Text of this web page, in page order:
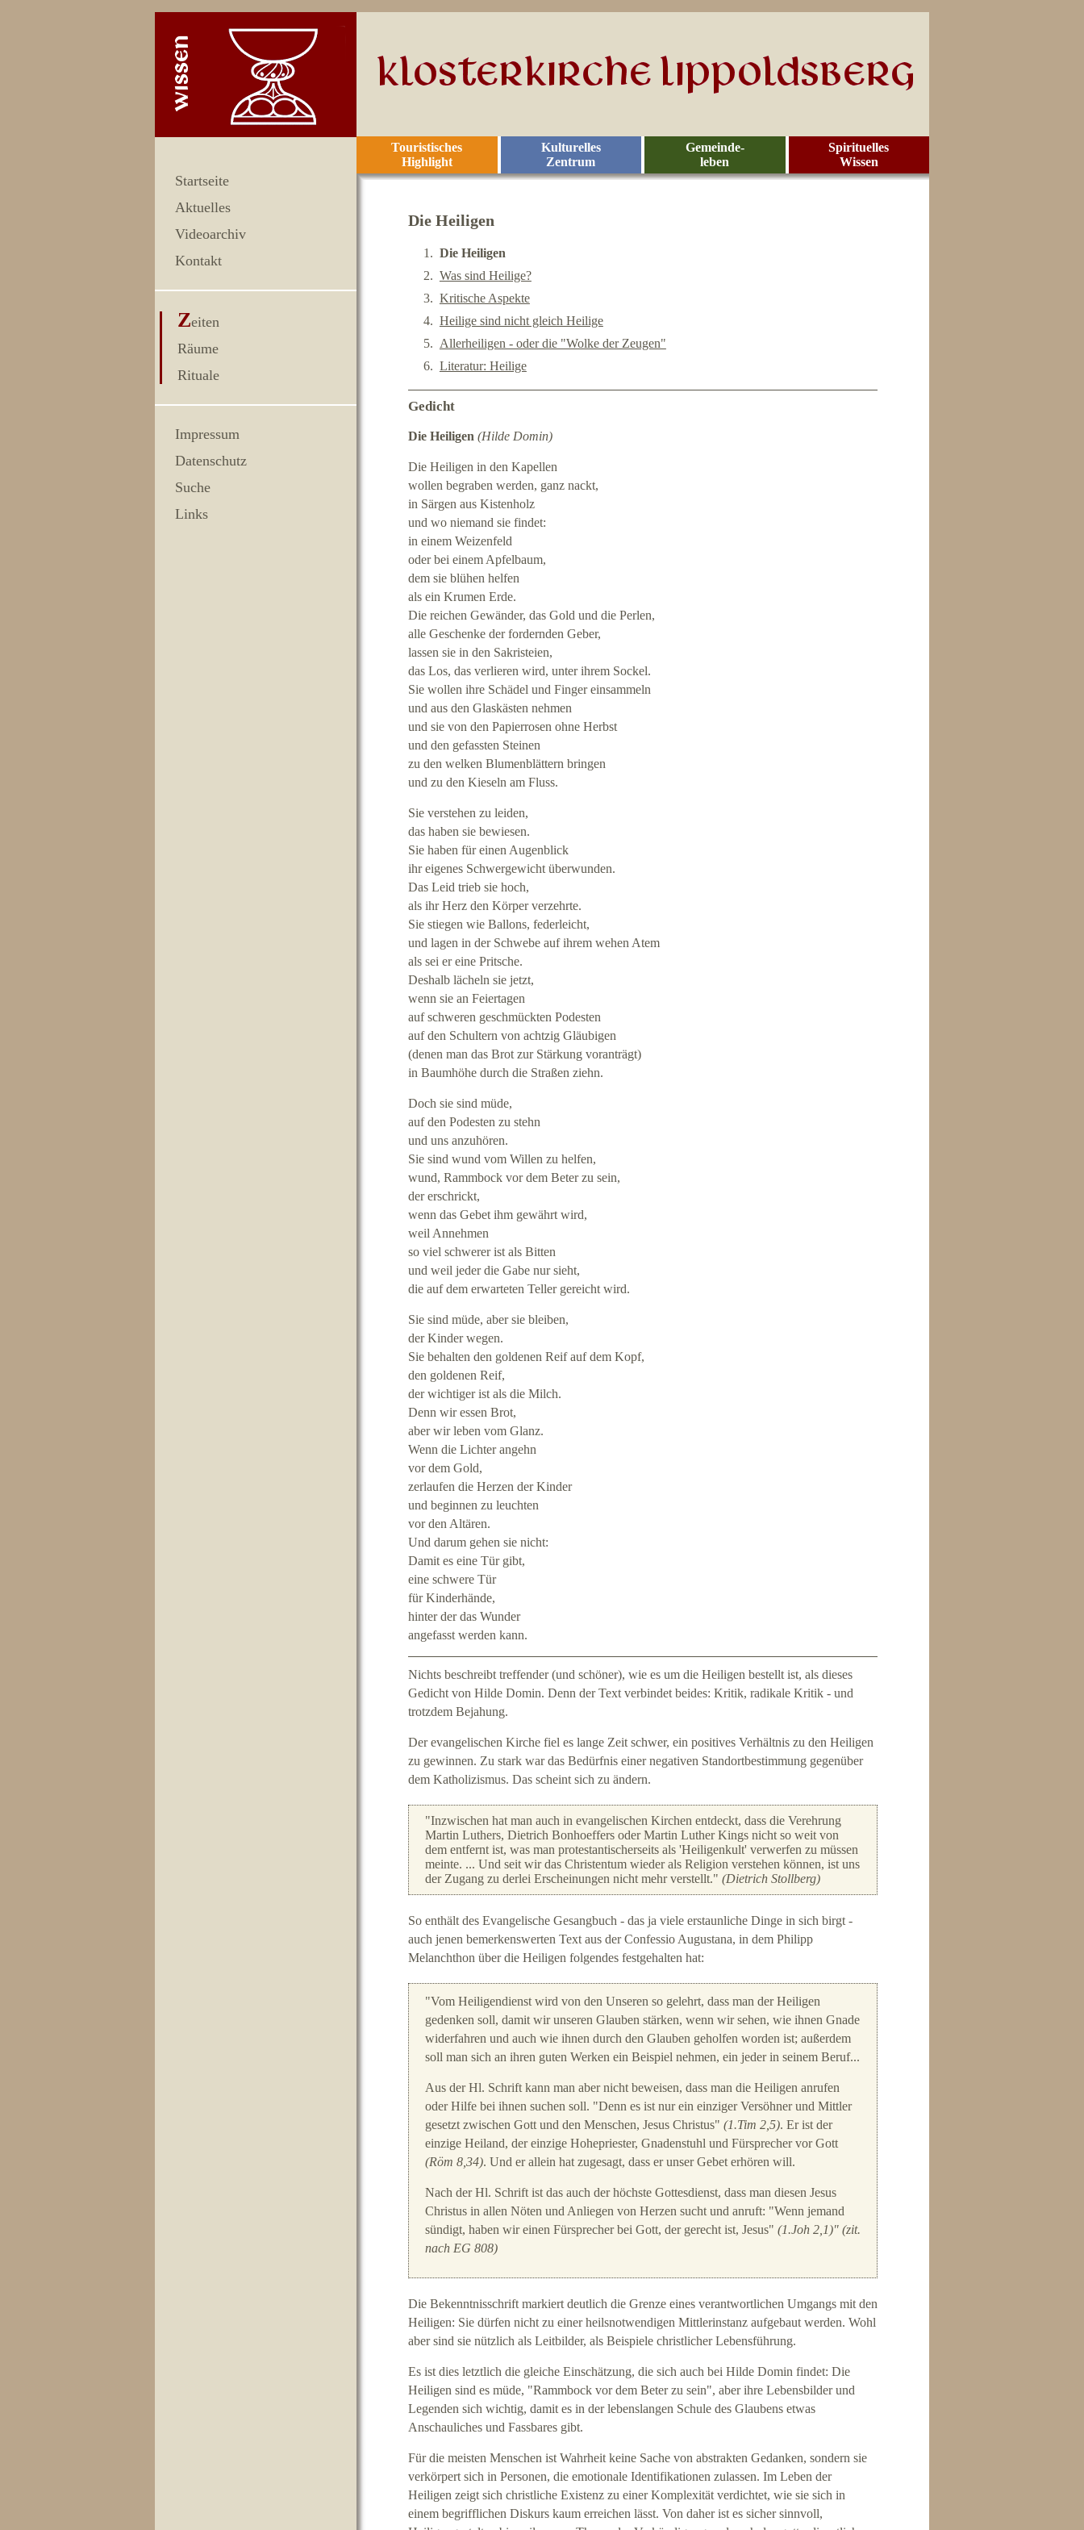
Startseite
Aktuelles
Videoarchiv
Kontakt
Zeiten
Räume
Rituale
Impressum
Datenschutz
Suche
Links
Spirituelles
Wissen
Gemeinde-
leben
Kulturelles
Zentrum
Touristisches
Highlight
Die Heiligen
Die Heiligen
Was sind Heilige?
Kritische Aspekte
Heilige sind nicht gleich Heilige
Allerheiligen - oder die "Wolke der Zeugen"
Literatur: Heilige
Gedicht
Die Heiligen (Hilde Domin)
Die Heiligen in den Kapellen
wollen begraben werden, ganz nackt,
in Särgen aus Kistenholz
und wo niemand sie findet:
in einem Weizenfeld
oder bei einem Apfelbaum,
dem sie blühen helfen
als ein Krumen Erde.
Die reichen Gewänder, das Gold und die Perlen,
alle Geschenke der fordernden Geber,
lassen sie in den Sakristeien,
das Los, das verlieren wird, unter ihrem Sockel.
Sie wollen ihre Schädel und Finger einsammeln
und aus den Glaskästen nehmen
und sie von den Papierrosen ohne Herbst
und den gefassten Steinen
zu den welken Blumenblättern bringen
und zu den Kieseln am Fluss.
Sie verstehen zu leiden,
das haben sie bewiesen.
Sie haben für einen Augenblick
ihr eigenes Schwergewicht überwunden.
Das Leid trieb sie hoch,
als ihr Herz den Körper verzehrte.
Sie stiegen wie Ballons, federleicht,
und lagen in der Schwebe auf ihrem wehen Atem
als sei er eine Pritsche.
Deshalb lächeln sie jetzt,
wenn sie an Feiertagen
auf schweren geschmückten Podesten
auf den Schultern von achtzig Gläubigen
(denen man das Brot zur Stärkung voranträgt)
in Baumhöhe durch die Straßen ziehn.
Doch sie sind müde,
auf den Podesten zu stehn
und uns anzuhören.
Sie sind wund vom Willen zu helfen,
wund, Rammbock vor dem Beter zu sein,
der erschrickt,
wenn das Gebet ihm gewährt wird,
weil Annehmen
so viel schwerer ist als Bitten
und weil jeder die Gabe nur sieht,
die auf dem erwarteten Teller gereicht wird.
Sie sind müde, aber sie bleiben,
der Kinder wegen.
Sie behalten den goldenen Reif auf dem Kopf,
den goldenen Reif,
der wichtiger ist als die Milch.
Denn wir essen Brot,
aber wir leben vom Glanz.
Wenn die Lichter angehn
vor dem Gold,
zerlaufen die Herzen der Kinder
und beginnen zu leuchten
vor den Altären.
Und darum gehen sie nicht:
Damit es eine Tür gibt,
eine schwere Tür
für Kinderhände,
hinter der das Wunder
angefasst werden kann.
Nichts beschreibt treffender (und schöner), wie es um die Heiligen bestellt ist, als dieses
Gedicht von Hilde Domin. Denn der Text verbindet beides: Kritik, radikale Kritik - und
trotzdem Bejahung.
Der evangelischen Kirche fiel es lange Zeit schwer, ein positives Verhältnis zu den Heiligen
zu gewinnen. Zu stark war das Bedürfnis einer negativen Standortbestimmung gegenüber
dem Katholizismus. Das scheint sich zu ändern.
"Inzwischen hat man auch in evangelischen Kirchen entdeckt, dass die Verehrung
Martin Luthers, Dietrich Bonhoeffers oder Martin Luther Kings nicht so weit von
dem entfernt ist, was man protestantischerseits als 'Heiligenkult' verwerfen zu müssen
meinte. ... Und seit wir das Christentum wieder als Religion verstehen können, ist uns
der Zugang zu derlei Erscheinungen nicht mehr verstellt." (Dietrich Stollberg)
So enthält des Evangelische Gesangbuch - das ja viele erstaunliche Dinge in sich birgt -
auch jenen bemerkenswerten Text aus der Confessio Augustana, in dem Philipp
Melanchthon über die Heiligen folgendes festgehalten hat:
"Vom Heiligendienst wird von den Unseren so gelehrt, dass man der Heiligen
gedenken soll, damit wir unseren Glauben stärken, wenn wir sehen, wie ihnen Gnade
widerfahren und auch wie ihnen durch den Glauben geholfen worden ist; außerdem
soll man sich an ihren guten Werken ein Beispiel nehmen, ein jeder in seinem Beruf...
Aus der Hl. Schrift kann man aber nicht beweisen, dass man die Heiligen anrufen
oder Hilfe bei ihnen suchen soll. "Denn es ist nur ein einziger Versöhner und Mittler
gesetzt zwischen Gott und den Menschen, Jesus Christus" (1.Tim 2,5). Er ist der
einzige Heiland, der einzige Hohepriester, Gnadenstuhl und Fürsprecher vor Gott
(Röm 8,34). Und er allein hat zugesagt, dass er unser Gebet erhören will.
Nach der Hl. Schrift ist das auch der höchste Gottesdienst, dass man diesen Jesus
Christus in allen Nöten und Anliegen von Herzen sucht und anruft: "Wenn jemand
sündigt, haben wir einen Fürsprecher bei Gott, der gerecht ist, Jesus" (1.Joh 2,1)" (zit.
nach EG 808)
Die Bekenntnisschrift markiert deutlich die Grenze eines verantwortlichen Umgangs mit den
Heiligen: Sie dürfen nicht zu einer heilsnotwendigen Mittlerinstanz aufgebaut werden. Wohl
aber sind sie nützlich als Leitbilder, als Beispiele christlicher Lebensführung.
Es ist dies letztlich die gleiche Einschätzung, die sich auch bei Hilde Domin findet: Die
Heiligen sind es müde, "Rammbock vor dem Beter zu sein", aber ihre Lebensbilder und
Legenden sich wichtig, damit es in der lebenslangen Schule des Glaubens etwas
Anschauliches und Fassbares gibt.
Für die meisten Menschen ist Wahrheit keine Sache von abstrakten Gedanken, sondern sie
verkörpert sich in Personen, die emotionale Identifikationen zulassen. Im Leben der
Heiligen zeigt sich christliche Existenz zu einer Komplexität verdichtet, wie sie sich in
einem begrifflichen Diskurs kaum erreichen lässt. Von daher ist es sicher sinnvoll,